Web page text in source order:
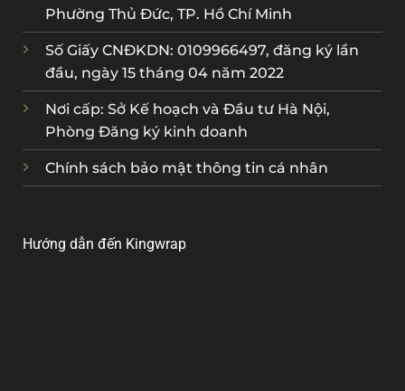
Phường Thủ Đức, TP. Hồ Chí Minh
Số Giấy CNĐKDN: 0109966497, đăng ký lần
đầu, ngày 15 tháng 04 năm 2022
Nơi cấp: Sở Kế hoạch và Đầu tư Hà Nội,
Phòng Đăng ký kinh doanh
Chính sách bảo mật thông tin cá nhân
Hướng dẫn đến Kingwrap